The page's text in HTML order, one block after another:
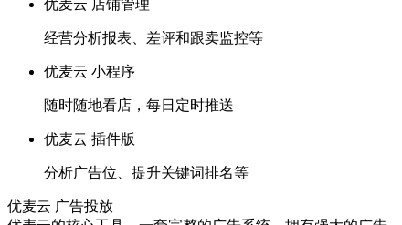
优麦云 店铺管理
经营分析报表、差评和跟卖监控等
优麦云 小程序
随时随地看店，每日定时推送
优麦云 插件版
分析广告位、提升关键词排名等
优麦云 广告投放